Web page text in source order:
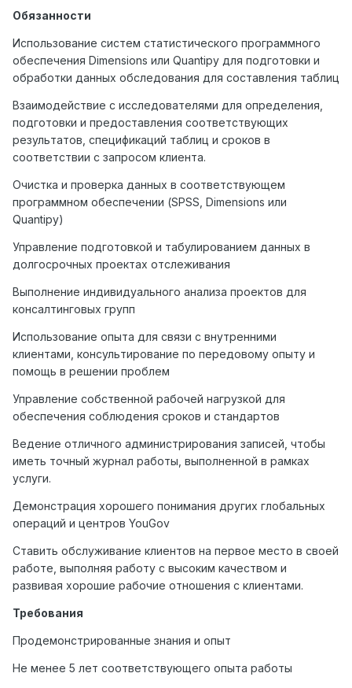
Обязанности
Использование систем статистического программного
обеспечения Dimensions или Quantipy для подготовки и
обработки данных обследования для составления таблиц
Взаимодействие с исследователями для определения,
подготовки и предоставления соответствующих
результатов, спецификаций таблиц и сроков в
соответствии с запросом клиента.
Очистка и проверка данных в соответствующем
программном обеспечении (SPSS, Dimensions или
Quantipy)
Управление подготовкой и табулированием данных в
долгосрочных проектах отслеживания
Выполнение индивидуального анализа проектов для
консалтинговых групп
Использование опыта для связи с внутренними
клиентами, консультирование по передовому опыту и
помощь в решении проблем
Управление собственной рабочей нагрузкой для
обеспечения соблюдения сроков и стандартов
Ведение отличного администрирования записей, чтобы
иметь точный журнал работы, выполненной в рамках
услуги.
Демонстрация хорошего понимания других глобальных
операций и центров YouGov
Ставить обслуживание клиентов на первое место в своей
работе, выполняя работу с высоким качеством и
развивая хорошие рабочие отношения с клиентами.
Требования
Продемонстрированные знания и опыт
Не менее 5 лет соответствующего опыта работы